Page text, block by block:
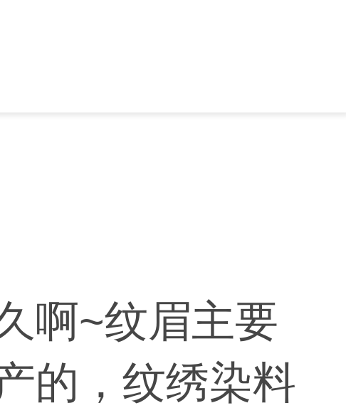
啊~纹眉主要
的，纹绣染料